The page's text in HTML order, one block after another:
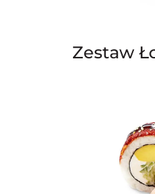
Zestaw